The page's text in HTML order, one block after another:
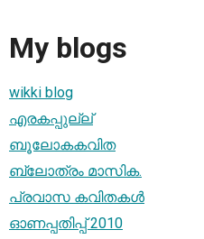
My blogs
wikki blog
എരകപ്പുല്ല്
ബൂലോകകവിത
ബ്ലോത്രം മാസിക.
പ്രവാസ കവിതകള്‍
ഓണപ്പതിപ്പ് 2010